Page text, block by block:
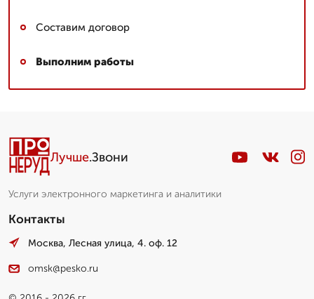
Составим договор
Выполним работы
Лучше.Звони
Услуги электронного маркетинга и аналитики
Контакты
Москва, Лесная улица, 4. оф. 12
omsk@pesko.ru